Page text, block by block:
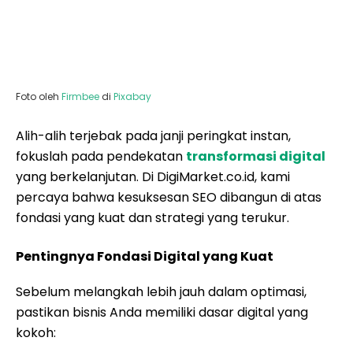
Foto oleh Firmbee di Pixabay
Alih-alih terjebak pada janji peringkat instan,
fokuslah pada pendekatan transformasi digital
yang berkelanjutan. Di DigiMarket.co.id, kami
percaya bahwa kesuksesan SEO dibangun di atas
fondasi yang kuat dan strategi yang terukur.
Pentingnya Fondasi Digital yang Kuat
Sebelum melangkah lebih jauh dalam optimasi,
pastikan bisnis Anda memiliki dasar digital yang
kokoh: